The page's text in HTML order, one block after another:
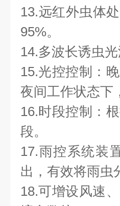
13.远红外虫体
95%。
14.多波长诱虫
15.光控控制：
夜间工作状态下
16.时段控制：
段。
17.雨控系统装
出，有效将雨虫
18.可增设风速